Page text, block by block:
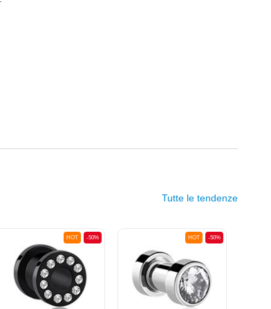
Tutte le tendenze
-50%
HOT -50%
HOT